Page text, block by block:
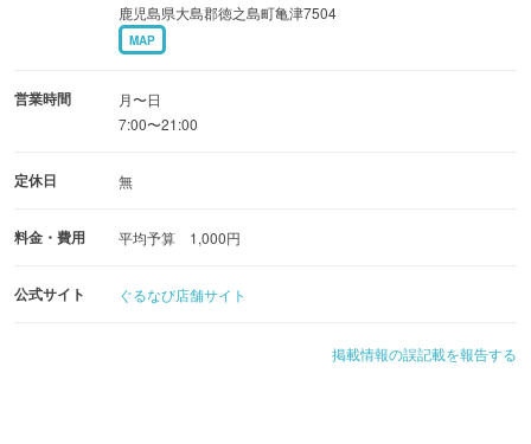
鹿児島県大島郡徳之島町亀津7504
MAP
営業時間
月〜日
7:00〜21:00
定休日 無
料金・費用 平均予算 1,000円
公式サイト ぐるなび店舗サイト
掲載情報の誤記載を報告する